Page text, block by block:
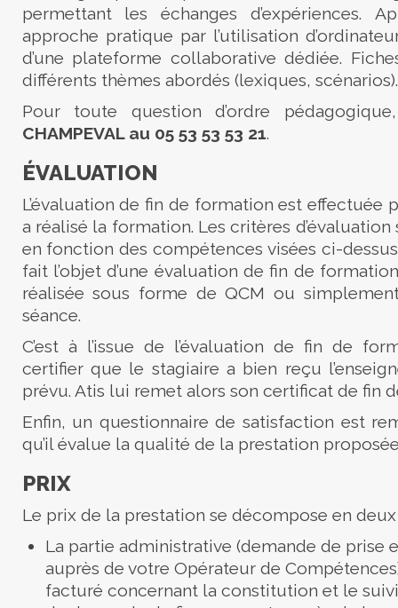
permettant les échanges d’expériences.
approche pratique par l’utilisation
d’une plateforme collaborative dédiée.
différents thèmes abordés (lexiques, scénarios).
Pour toute question d’ordre
CHAMPEVAL au 05 53 53 53 21.
ÉVALUATION
L’évaluation de fin de formation est effectuée
a réalisé la formation. Les critères
en fonction des compétences visées ci-
fait l’objet d’une évaluation de fin de
réalisée sous forme de QCM ou simplement
séance.
C’est à l’issue de l’évaluation de fin de
certifier que le stagiaire a bien reçu
prévu. Atis lui remet alors son certificat de fin
Enfin, un questionnaire de satisfaction est
qu’il évalue la qualité de la prestation
PRIX
Le prix de la prestation se décompose en deux
La partie administrative (demande de prise
auprès de votre Opérateur de
facturé concernant la constitution et le